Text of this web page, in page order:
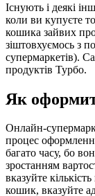
Існують і деякі
коли ви купуєте
кошика зайвих
зіштовхуємось з
супермаркетів).
продуктів Турбо.
Як
Онлайн-
процес
багато часу, бо
зростанням
вказуйте
кошик, вказуйте